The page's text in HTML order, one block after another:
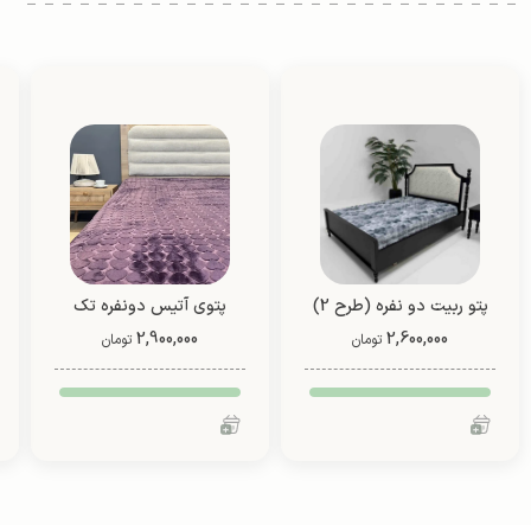
پتو ربیت دو نفره (طرح 2)
2,600,000 تومان
پتوی آتیس دونفره تک
رنگ از شادیلون (طرح1)
2,900,000 تومان